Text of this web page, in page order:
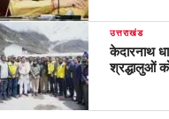
उत्तराखंड
केदारनाथ
श्रद्धालुओं